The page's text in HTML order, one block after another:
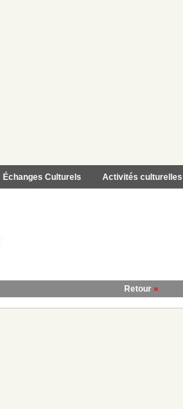
Échanges Culturels Activités culturelles
Retour »